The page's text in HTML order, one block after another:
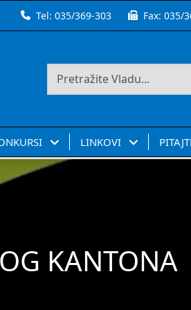
Tel:035/369-303 Fax:035/
LINKOVI
KANTONA